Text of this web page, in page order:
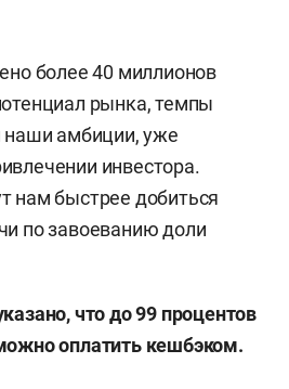
более 40 миллионов
рынка, темпы
наши амбиции, уже
инвестора.
нам быстрее добиться
по завоеванию доли
что до 99 процентов
оплатить кешбэком.